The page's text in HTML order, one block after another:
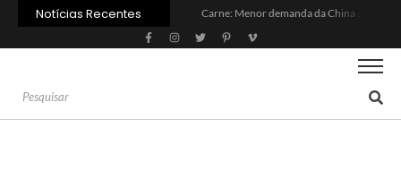
Notícias Recentes
Inadimplência no crédito rural deve seguir elevada até 2027
Lula sanciona MP do Frete e agro teme alta dos custos logísticos
Brasil tem 2º maior juro real do mundo